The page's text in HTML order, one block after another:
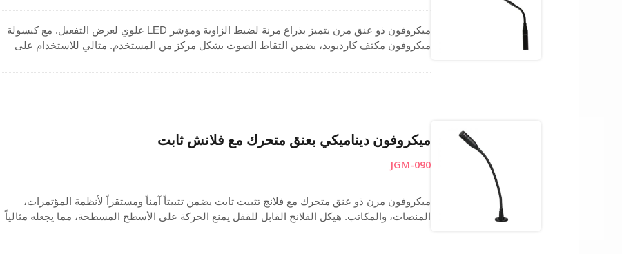
ميكروفون ذو عنق مرن يتميز بذراع مرنة لضبط الزاوية ومؤشر LED علوي لعرض التفعيل. مع كبسولة
ميكروفون مكثف كارديويد، يضمن التقاط الصوت بشكل مركز من المستخدم. مثالي للاستخدام على
مصنوع في تايوان مع رقابة صارمة على الجودة، هذا الميكروفون ذو العنق المرن مثالي لصوت واضح
ميكروفون ديناميكي بعنق متحرك مع فلانش ثابت
JGM-090
ميكروفون مرن ذو عنق متحرك مع فلانج تثبيت ثابت يضمن تثبيتاً آمناً ومستقراً لأنظمة المؤتمرات،
المنصات، والمكاتب. هيكل الفلانج القابل للقفل يمنع الحركة على الأسطح المسطحة، مما يجعله مثالياً
القلبية الصوت المركز مع تقليل الضوضاء الخلفية. يأتي مع سلك توصيل بطول 30 سم لسهولة الاتصال،